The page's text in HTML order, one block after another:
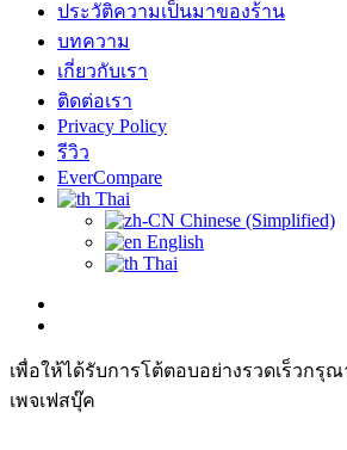
ประวัติความเป็นมาของร้าน
บทความ
เกี่ยวกับเรา
ติดต่อเรา
Privacy Policy
รีวิว
EverCompare
Thai
Chinese (Simplified)
English
Thai
เพื่อให้ได้รับการโต้ตอบอย่างรวดเร็วกรุ
เพจเฟสบุ๊ค